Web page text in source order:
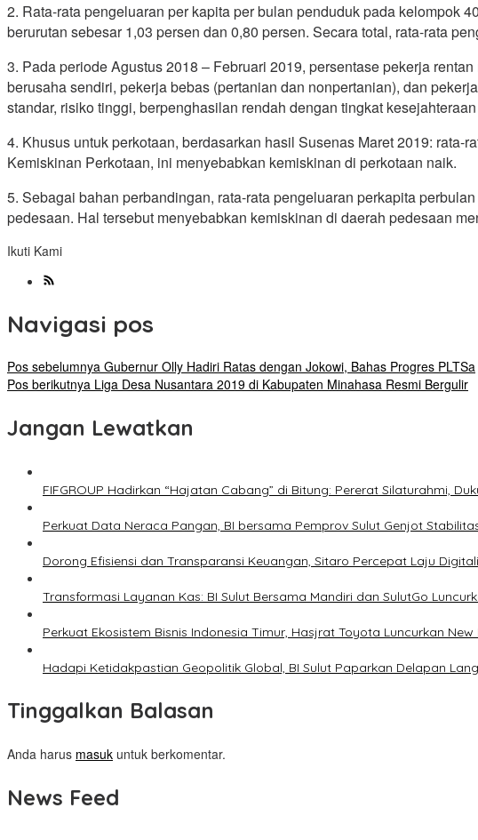
2. Rata-rata pengeluaran per kapita per bulan penduduk pada kelompok
berurutan sebesar 1,03 persen dan 0,80 persen. Secara total, rata-rata
3. Pada periode Agustus 2018 – Februari 2019, persentase pekerja
berusaha sendiri, pekerja bebas (pertanian dan nonpertanian), dan
standar, risiko tinggi, berpenghasilan rendah dengan tingkat
4. Khusus untuk perkotaan, berdasarkan hasil Susenas Maret 2019:
Kemiskinan Perkotaan, ini menyebabkan kemiskinan di perkotaan naik.
5. Sebagai bahan perbandingan, rata-rata pengeluaran perkapita
pedesaan. Hal tersebut menyebabkan kemiskinan di daerah pedesaan
Ikuti Kami
Navigasi pos
Pos sebelumnya Gubernur Olly Hadiri Ratas dengan Jokowi, Bahas Progres PLTSa
Pos berikutnya Liga Desa Nusantara 2019 di Kabupaten Minahasa Resmi Bergulir
Jangan Lewatkan
FIFGROUP Hadirkan “Hajatan Cabang” di Bitung: Pererat Silaturahmi,
Perkuat Data Neraca Pangan, BI bersama Pemprov Sulut Genjot
Dorong Efisiensi dan Transparansi Keuangan, Sitaro Percepat Laju
Transformasi Layanan Kas: BI Sulut Bersama Mandiri dan SulutGo
Perkuat Ekosistem Bisnis Indonesia Timur, Hasjrat Toyota Luncurkan
Hadapi Ketidakpastian Geopolitik Global, BI Sulut Paparkan Delapan
Tinggalkan Balasan
Anda harus masuk untuk berkomentar.
News Feed